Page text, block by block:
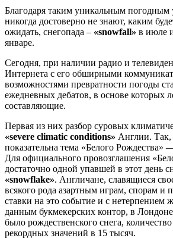
Благодаря таким уникальным погодным
никогда достоверно не знают, каким
ожидать, снегопада – «snowfall» в июле
январе.
Сегодня, при наличии радио и
Интернета с его обширными
возможностями превратности погоды
ежедневных дебатов, в основе которых
составляющие.
Первая из них разбор суровых
«severe climatic conditions» Англии. Так,
показательна тема «Белого Рождества»
Для официального провозглашения
достаточно одной упавшей в этот день
«snowflake». Англичане, славящиеся
всякого рода азартным играм, спорам и
ставки на это событие и с нетерпением
данным букмекерских контор, в
было рождественского снега, количество
рекордных значений в 15 тысяч.